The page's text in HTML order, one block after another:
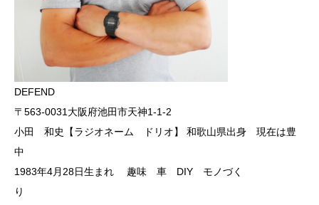
DEFEND
〒563-0031大阪府池田市天神1-1-2
小田 和史【ラジオネーム ドリオ】 和歌山県出身 現在は豊
中
1983年4月28日生まれ 趣味 車 DIY モノづく
り